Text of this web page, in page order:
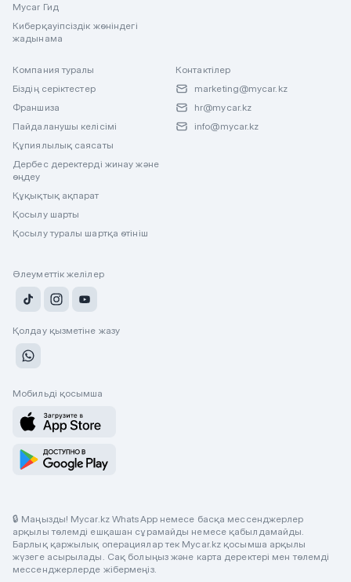
Mycar Гид
Киберқауіпсіздік жөніндегі
жадынама
Компания туралы
Біздің серіктестер
Франшиза
Пайдаланушы келісімі
Құпиялылық саясаты
Дербес деректерді жинау және
өңдеу
Құқықтық ақпарат
Қосылу шарты
Қосылу туралы шартқа өтініш
Контактілер
marketing@mycar.kz
hr@mycar.kz
info@mycar.kz
Әлеуметтік желілер
Қолдау қызметіне жазу
Мобильді қосымша
🔒 Маңызды! Mycar.kz WhatsApp немесе басқа мессенджерлер
арқылы төлемді ешқашан сұрамайды немесе қабылдамайды.
Барлық қаржылық операциялар тек Mycar.kz қосымша арқылы
жүзеге асырылады. Сақ болыңыз және карта деректері мен төлемді
мессенджерлерде жібермеңіз.